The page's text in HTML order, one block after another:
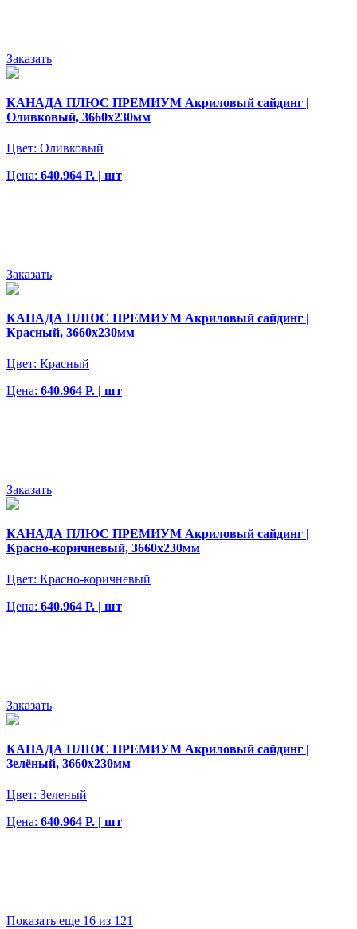
Заказать
КАНАДА ПЛЮС ПРЕМИУМ Акриловый сайдинг |
Оливковый, 3660х230мм
Цвет: Оливковый
Цена: 640.964 Р. | шт
Заказать
КАНАДА ПЛЮС ПРЕМИУМ Акриловый сайдинг |
Красный, 3660х230мм
Цвет: Красный
Цена: 640.964 Р. | шт
Заказать
КАНАДА ПЛЮС ПРЕМИУМ Акриловый сайдинг |
Красно-коричневый, 3660х230мм
Цвет: Красно-коричневый
Цена: 640.964 Р. | шт
Заказать
КАНАДА ПЛЮС ПРЕМИУМ Акриловый сайдинг |
Зелёный, 3660х230мм
Цвет: Зеленый
Цена: 640.964 Р. | шт
Показать еще 16 из 121